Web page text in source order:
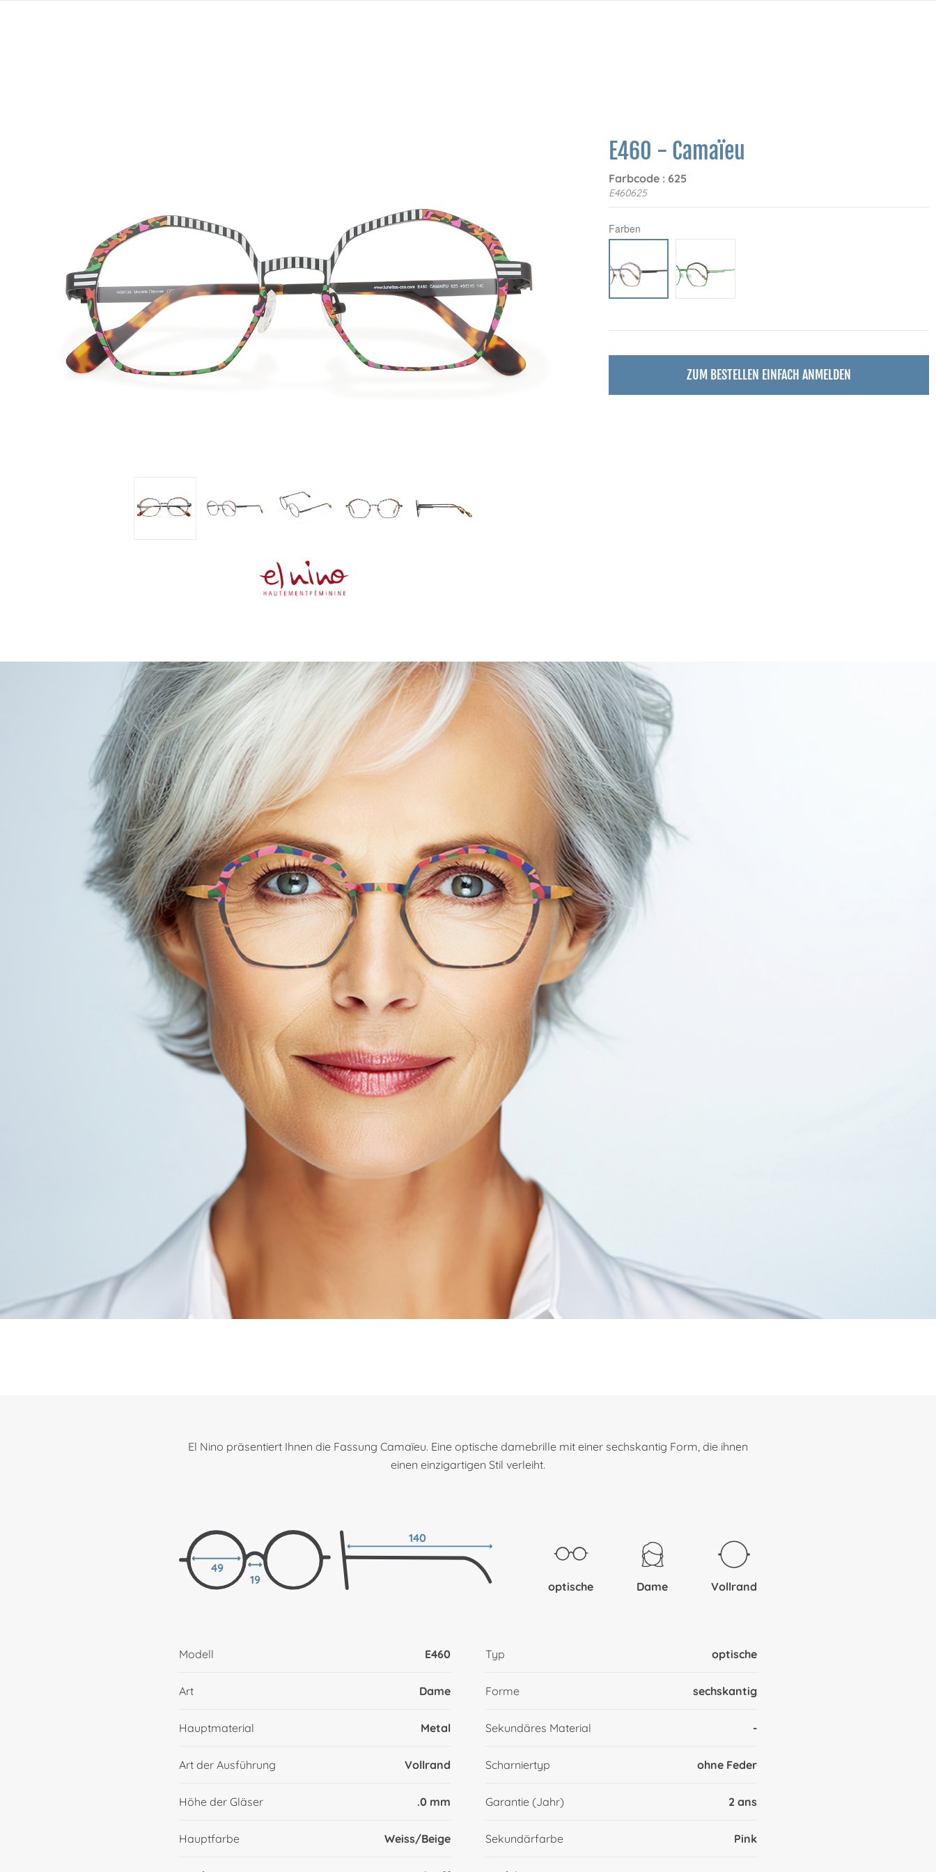
E460 - Camaïeu
Farbcode : 625
E460625
Farben
ZUM BESTELLEN EINFACH ANMELDEN
El Nino präsentiert Ihnen die Fassung Camaïeu. Eine optische damebrille mit einer sechskantig Form, die ihnen
einen einzigartigen Stil verleiht.
49
19
140
optische Dame Vollrand
Modell E460 Typ optische
Art Dame Forme sechskantig
Hauptmaterial Metal Sekundäres Material -
Art der Ausführung Vollrand Scharniertyp ohne Feder
Höhe der Gläser .0 mm Garantie (Jahr) 2 ans
Hauptfarbe Weiss/Beige Sekundärfarbe Pink